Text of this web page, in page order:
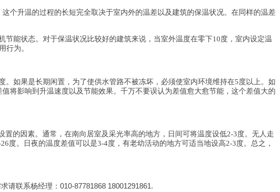
升温的过程的长短完全取决于室内外的温差以及建筑的保温状况。在同样的温差
能状态。对于保温状况比较好的建筑来说，当室外温度在零下10度，室内设定温
行为。
如果是长期闲置，为了使供水管路不被冻坏，必须使室内环境维持在5度以上。如
将影响到升温速度以及节能效果。千万不要误认为差值愈大愈节能，这个差值大的
的因素。通常，在南向居室及采光率高的地方，日间可将温度设低2-3度。无人走
。日夜的温度差值可以是3-4度，有老幼活动的地方可适当地设高2-3度。总之，
请联系杨经理：010-87781868 18001291861.